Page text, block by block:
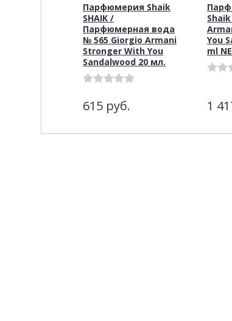
Парфюмерия Shaik
SHAIK /
Парфюмерная вода
№ 565 Giorgio Armani
Stronger With You
Sandalwood 20 мл.
615 руб.
You
ml
1